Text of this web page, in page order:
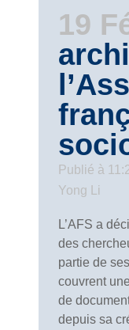
19
Publié à
Yong Li
L’AFS a
des
partie de
couvrent
de
depuis sa